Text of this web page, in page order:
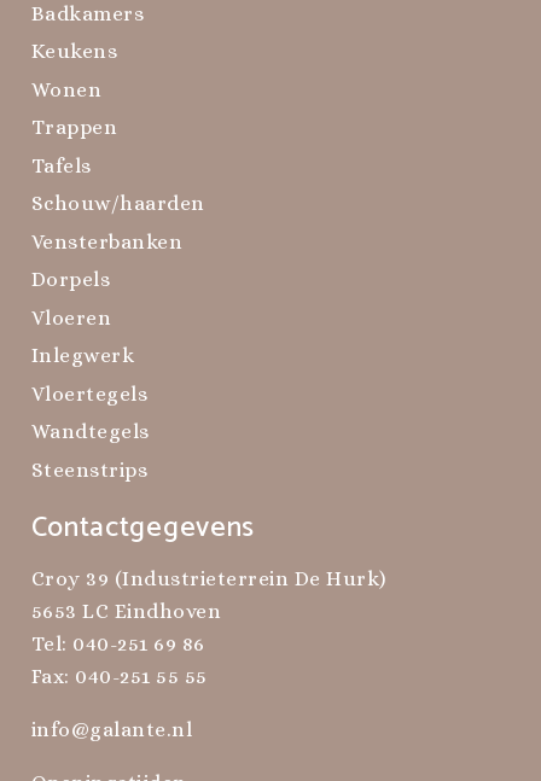
Badkamers
Keukens
Wonen
Trappen
Tafels
Schouw/haarden
Vensterbanken
Dorpels
Vloeren
Inlegwerk
Vloertegels
Wandtegels
Steenstrips
Contactgegevens
Croy 39 (Industrieterrein De Hurk)
5653 LC Eindhoven
Tel: 040-251 69 86
Fax: 040-251 55 55
info@galante.nl